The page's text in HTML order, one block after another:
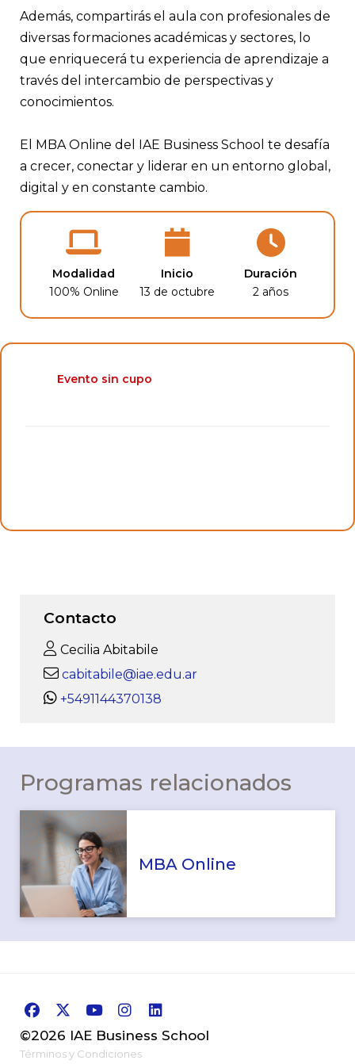
Además, compartirás el aula con profesionales de
diversas formaciones académicas y sectores, lo
que enriquecerá tu experiencia de aprendizaje a
través del intercambio de perspectivas y
conocimientos.
El MBA Online del IAE Business School te desafía
a crecer, conectar y liderar en un entorno global,
digital y en constante cambio.
Modalidad
100% Online
Inicio
13 de octubre
Duración
2 años
Evento sin cupo
Contacto
Cecilia Abitabile
cabitabile@iae.edu.ar
+5491144370138
Programas relacionados
MBA Online
©2026 IAE Business School
Términos y Condiciones